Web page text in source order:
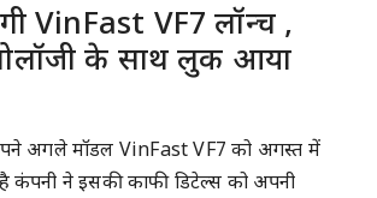
VinFast VF7 लॉन्च ,
के साथ लुक आया
अगले मॉडल VinFast VF7 को अगस्त में
कंपनी ने इसकी काफी डिटेल्स को अपनी